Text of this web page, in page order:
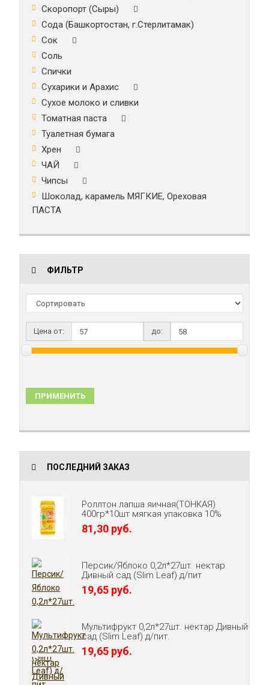
Скоропорт (Сыры)
Сода (Башкортостан, г.Стерлитамак)
Сок
Соль
Спички
Сухарики и Арахис
Сухое молоко и сливки
Томатная паста
Туалетная бумага
Хрен
ЧАЙ
Чипсы
Шоколад, карамель МЯГКИЕ, Ореховая
ПАСТА
ФИЛЬТР
Цена от: до:
ПРИМЕНИТЬ
ПОСЛЕДНИЙ ЗАКАЗ
Роллтон лапша яичная(ТОНКАЯ)
400гр*10шт мягкая упаковка 10%
81,30 руб.
Персик/Яблоко 0,2л*27шт. нектар
Дивный сад (Slim Leaf) д/пит
19,65 руб.
Мультифрукт 0,2л*27шт. нектар Дивный
сад (Slim Leaf) д/пит.
19,65 руб.